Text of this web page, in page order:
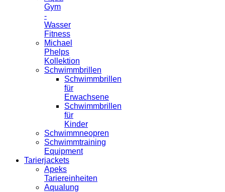
Gym
-
Wasser
Fitness
Michael
Phelps
Kollektion
Schwimmbrillen
Schwimmbrillen
für
Erwachsene
Schwimmbrillen
für
Kinder
Schwimmneopren
Schwimmtraining
Equipment
Tarierjackets
Apeks
Tariereinheiten
Aqualung